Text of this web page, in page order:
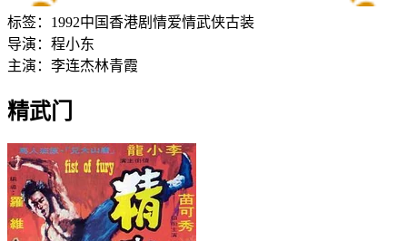
标签： 1992中国香港剧情爱情武侠古装
导演： 程小东
主演： 李连杰林青霞
精武门